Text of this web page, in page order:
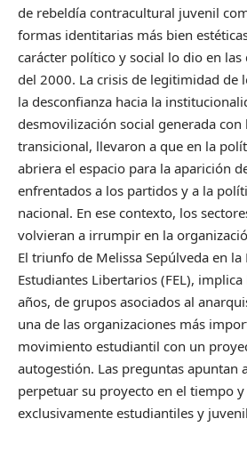
de rebeldía contracultural juvenil
formas identitarias más bien
carácter político y social lo dio en las
del 2000. La crisis de legitimidad de
la desconfianza hacia la
desmovilización social generada con
transicional, llevaron a que en la
abriera el espacio para la aparición
enfrentados a los partidos y a la
nacional. En ese contexto, los
volvieran a irrumpir en la
El triunfo de Melissa Sepúlveda en la
Estudiantes Libertarios (FEL),
años, de grupos asociados al
una de las organizaciones más
movimiento estudiantil con un
autogestión. Las preguntas apuntan
perpetuar su proyecto en el tiempo
exclusivamente estudiantiles y